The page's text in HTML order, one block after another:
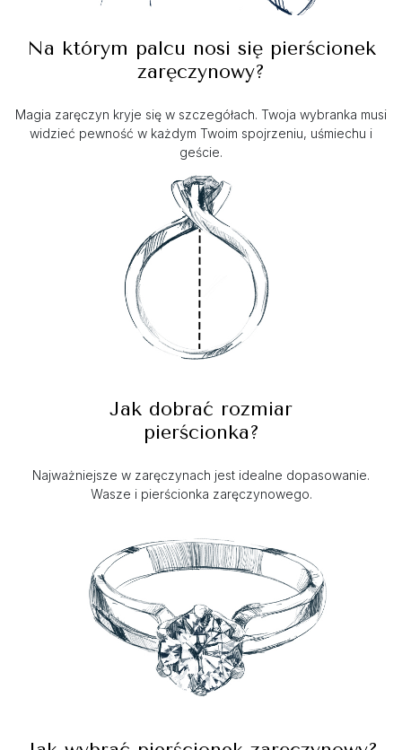
Na którym palcu nosi się pierścionek
zaręczynowy?
Magia zaręczyn kryje się w szczegółach. Twoja wybranka musi
widzieć pewność w każdym Twoim spojrzeniu, uśmiechu i
geście.
Jak dobrać rozmiar
pierścionka?
Najważniejsze w zaręczynach jest idealne dopasowanie.
Wasze i pierścionka zaręczynowego.